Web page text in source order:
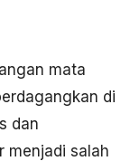
mata
di
dan
menjadi salah